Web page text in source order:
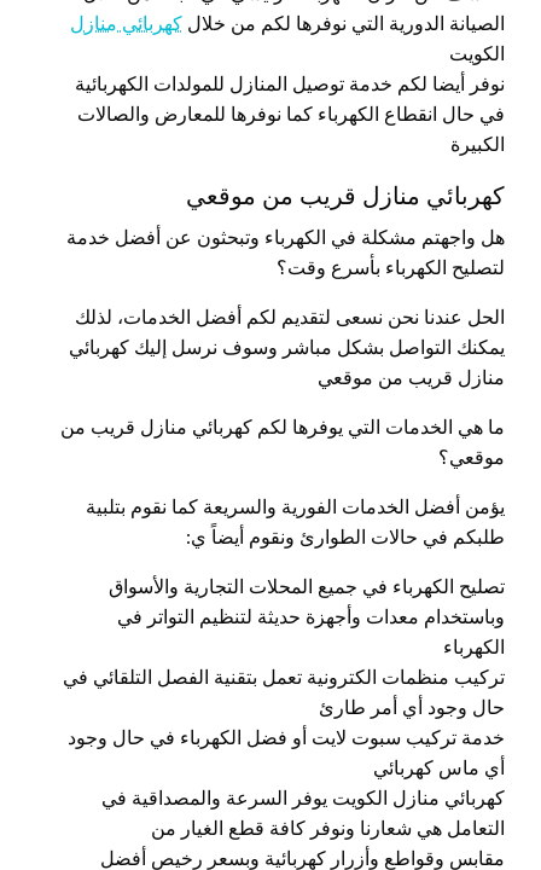
الصيانة الدورية التي نوفرها لكم من خلال كهربائي منازل
الكويت
نوفر أيضا لكم خدمة توصيل المنازل للمولدات الكهربائية
في حال انقطاع الكهرباء كما نوفرها للمعارض والصالات
الكبيرة
كهربائي منازل قريب من موقعي
هل واجهتم مشكلة في الكهرباء وتبحثون عن أفضل خدمة
لتصليح الكهرباء بأسرع وقت؟
الحل عندنا نحن نسعى لتقديم لكم أفضل الخدمات، لذلك
يمكنك التواصل بشكل مباشر وسوف نرسل إليك كهربائي
منازل قريب من موقعي
ما هي الخدمات التي يوفرها لكم كهربائي منازل قريب من
موقعي؟
يؤمن أفضل الخدمات الفورية والسريعة كما نقوم بتلبية
طلبكم في حالات الطوارئ ونقوم أيضاً ي:
تصليح الكهرباء في جميع المحلات التجارية والأسواق
وباستخدام معدات وأجهزة حديثة لتنظيم التواتر في
الكهرباء
تركيب منظمات الكترونية تعمل بتقنية الفصل التلقائي في
حال وجود أي أمر طارئ
خدمة تركيب سبوت لايت أو فضل الكهرباء في حال وجود
أي ماس كهربائي
كهربائي منازل الكويت يوفر السرعة والمصداقية في
التعامل هي شعارنا ونوفر كافة قطع الغيار من
مقابس وقواطع وأزرار كهربائية وبسعر رخيص أفضل